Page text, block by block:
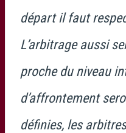
départ il faut
L’arbitrage aussi
proche du niveau
d’affrontement
définies, les